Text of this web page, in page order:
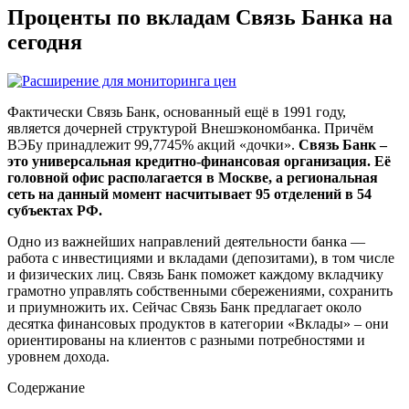
Проценты по вкладам Связь Банка на
сегодня
Фактически Связь Банк, основанный ещё в 1991 году,
является дочерней структурой Внешэкономбанка. Причём
ВЭБу принадлежит 99,7745% акций «дочки». Связь Банк –
это универсальная кредитно-финансовая организация. Её
головной офис располагается в Москве, а региональная
сеть на данный момент насчитывает 95 отделений в 54
субъектах РФ.
Одно из важнейших направлений деятельности банка —
работа с инвестициями и вкладами (депозитами), в том числе
и физических лиц. Связь Банк поможет каждому вкладчику
грамотно управлять собственными сбережениями, сохранить
и приумножить их. Сейчас Связь Банк предлагает около
десятка финансовых продуктов в категории «Вклады» – они
ориентированы на клиентов с разными потребностями и
уровнем дохода.
Содержание